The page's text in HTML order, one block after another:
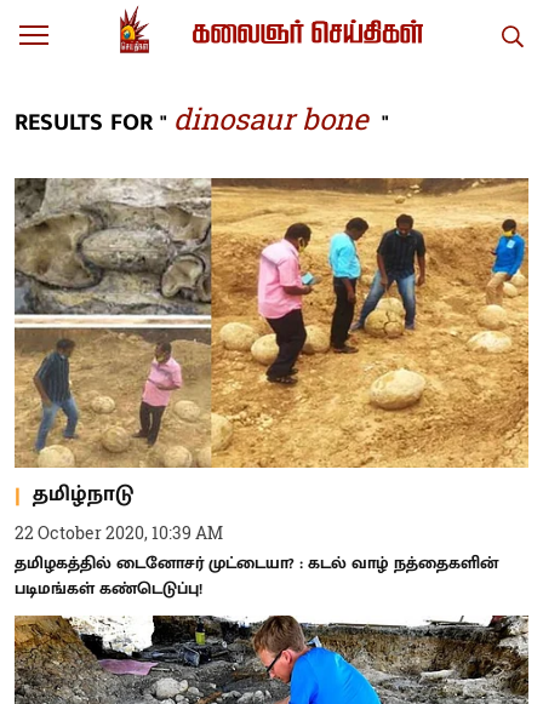
RESULTS FOR " dinosaur bone "
தமிழ்நாடு
22 October 2020, 10:39 AM
தமிழகத்தில் டைனோசர் முட்டையா? : கடல் வாழ் நத்தைகளின்
படிமங்கள் கண்டெடுப்பு!